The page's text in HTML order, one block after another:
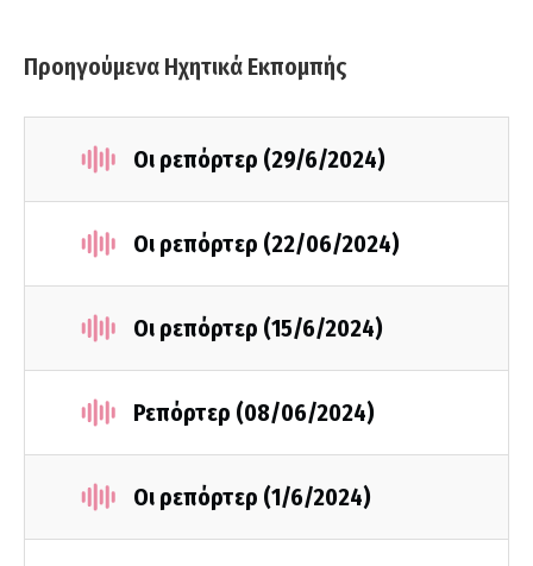
Προηγούμενα Ηχητικά Εκπομπής
Οι ρεπόρτερ (29/6/2024)
Οι ρεπόρτερ (22/06/2024)
Οι ρεπόρτερ (15/6/2024)
Ρεπόρτερ (08/06/2024)
Οι ρεπόρτερ (1/6/2024)